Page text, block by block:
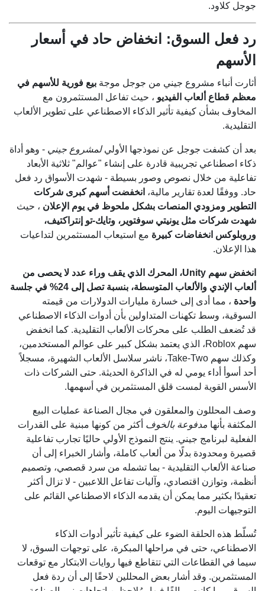
جوجل كلاود.
رد فعل السوق: انخفاض حاد في أسعار
الأسهم
أثارت أنباء مشروع جيني من جوجل موجة بيع فورية للأسهم في
معظم قطاع ألعاب الفيديو ، حيث تفاعل المستثمرون مع
المخاوف بشأن كيفية تأثير الذكاء الاصطناعي على تطوير الألعاب
التقليدية.
بعد أن كشفت جوجل عن نموذجها الأوليلمشروع جيني - وهو أداة
ذكاء اصطناعي تجريبية قادرة على إنشاء "عوالم" ثلاثية الأبعاد
تفاعلية من خلال نصوص وصور بسيطة - شهدت الأسواق رد فعل
حاد. ووفقًا لعدة تقارير مالية، انخفضت أسهم كبرى شركات
التطوير ومزودي المنصات بشكل ملحوظ في يوم الإعلان ، حيث
شهدت شركات مثل يونيتي سوفتوير، وتايك-تو إنتراكتيف،
وروبلوكس انخفاضات كبيرة مع استيعاب المستثمرين لتداعيات
هذا الإعلان.
انخفض سهم Unity، المحرك الذي يقف وراء عدد لا يحصى من
ألعاب الإندي والألعاب المتوسطة، بنسبة تصل إلى 24% في جلسة
واحدة ، مما أدى إلى خسارة مليارات الدولارات من قيمته
السوقية، وسط تكهنات المتداولين بأن أدوات الذكاء الاصطناعي
قد تُضعف الطلب على محركات الألعاب التقليدية. كما انخفض
سهم Roblox، الذي يعتمد بشكل كبير على عوالم المستخدمين،
وكذلك سهم Take-Two، ناشر سلاسل الألعاب الشهيرة، مسجلاً
أحد أسوأ أداء يومي له في الذاكرة الحديثة. حتى الشركات ذات
الأسس القوية لمست قلق المستثمرين في أسهمها.
وصف المحللون والمعلقون في مجال الصناعة عمليات البيع
المكثفة بأنها مدفوعة بالخوف أكثر من كونها مبنية على القدرات
الفعلية لبرنامج جيني. ينتج النموذج الأولي حاليًا تجارب تفاعلية
قصيرة ومحدودة بدلًا من ألعاب كاملة، وأشار الخبراء إلى أن
صناعة الألعاب التقليدية - بما تشمله من سرد قصصي، وتصميم
أنظمة، وتوازن اقتصادي، وآليات تفاعل اللاعبين - لا تزال أكثر
تعقيدًا بكثير مما يمكن أن يقدمه الذكاء الاصطناعي القائم على
التوجيهات اليوم.
تُسلّط هذه الحلقة الضوء على كيفية تأثير أدوات الذكاء
الاصطناعي، حتى في مراحلها المبكرة، على توجهات السوق، لا
سيما في القطاعات التي تتقاطع فيها روايات الابتكار مع توقعات
المستثمرين. وقد أشار بعض المحللين لاحقًا إلى أن ردة فعل